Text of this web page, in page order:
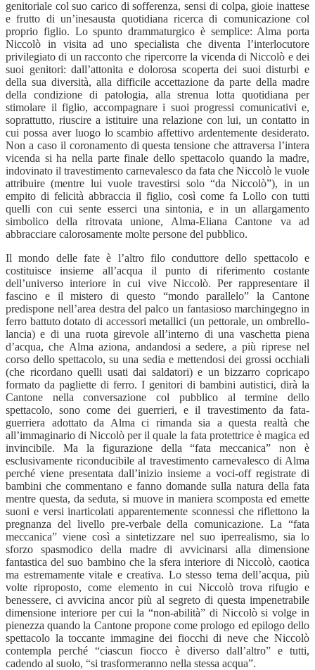
genitoriale col suo carico di sofferenza, sensi di colpa, gioie inattese
e frutto di un’inesausta quotidiana ricerca di comunicazione col
proprio figlio. Lo spunto drammaturgico è semplice: Alma porta
Niccolò in visita ad uno specialista che diventa l’interlocutore
privilegiato di un racconto che ripercorre la vicenda di Niccolò e dei
suoi genitori: dall’attonita e dolorosa scoperta dei suoi disturbi e
della sua diversità, alla difficile accettazione da parte della madre
della condizione di patologia, alla strenua lotta quotidiana per
stimolare il figlio, accompagnare i suoi progressi comunicativi e,
soprattutto, riuscire a istituire una relazione con lui, un contatto in
cui possa aver luogo lo scambio affettivo ardentemente desiderato.
Non a caso il coronamento di questa tensione che attraversa l’intera
vicenda si ha nella parte finale dello spettacolo quando la madre,
indovinato il travestimento carnevalesco da fata che Niccolò le vuole
attribuire (mentre lui vuole travestirsi solo “da Niccolò”), in un
empito di felicità abbraccia il figlio, così come fa Lollo con tutti
quelli con cui sente esserci una sintonia, e in un allargamento
simbolico della ritrovata unione, Alma-Eliana Cantone va ad
abbracciare calorosamente molte persone del pubblico.
Il mondo delle fate è l’altro filo conduttore dello spettacolo e
costituisce insieme all’acqua il punto di riferimento costante
dell’universo interiore in cui vive Niccolò. Per rappresentare il
fascino e il mistero di questo “mondo parallelo” la Cantone
predispone nell’area destra del palco un fantasioso marchingegno in
ferro battuto dotato di accessori metallici (un pettorale, un ombrello-
lancia) e di una ruota girevole all’interno di una vaschetta piena
d’acqua, che Alma aziona, andandosi a sedere, a più riprese nel
corso dello spettacolo, su una sedia e mettendosi dei grossi occhiali
(che ricordano quelli usati dai saldatori) e un bizzarro copricapo
formato da pagliette di ferro. I genitori di bambini autistici, dirà la
Cantone nella conversazione col pubblico al termine dello
spettacolo, sono come dei guerrieri, e il travestimento da fata-
guerriera adottato da Alma ci rimanda sia a questa realtà che
all’immaginario di Niccolò per il quale la fata protettrice è magica ed
invincibile. Ma la figurazione della “fata meccanica” non è
esclusivamente riconducibile al travestimento carnevalesco di Alma
perché viene presentata dall’inizio insieme a voci-off registrate di
bambini che commentano e fanno domande sulla natura della fata
mentre questa, da seduta, si muove in maniera scomposta ed emette
suoni e versi inarticolati apparentemente sconnessi che riflettono la
pregnanza del livello pre-verbale della comunicazione. La “fata
meccanica” viene così a sintetizzare nel suo iperrealismo, sia lo
sforzo spasmodico della madre di avvicinarsi alla dimensione
fantastica del suo bambino che la sfera interiore di Niccolò, caotica
ma estremamente vitale e creativa. Lo stesso tema dell’acqua, più
volte riproposto, come elemento in cui Niccolò trova rifugio e
benessere, ci avvicina ancor più al segreto di questa impenetrabile
dimensione interiore per cui la “non-abilità” di Niccolò si volge in
pienezza quando la Cantone propone come prologo ed epilogo dello
spettacolo la toccante immagine dei fiocchi di neve che Niccolò
contempla perché “ciascun fiocco è diverso dall’altro” e tutti,
cadendo al suolo, “si trasformeranno nella stessa acqua”.